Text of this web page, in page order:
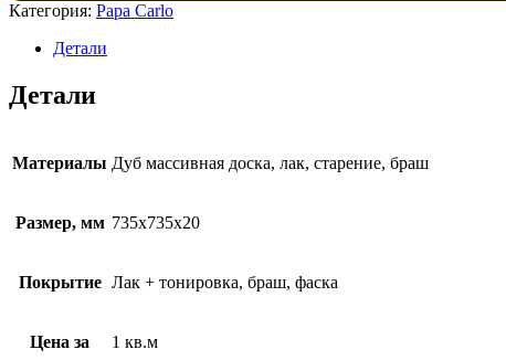
Категория: Papa Carlo
Детали
Детали
Материалы Дуб массивная доска, лак, старение, браш
Размер, мм 735х735х20
Покрытие Лак + тонировка, браш, фаска
Цена за 1 кв.м